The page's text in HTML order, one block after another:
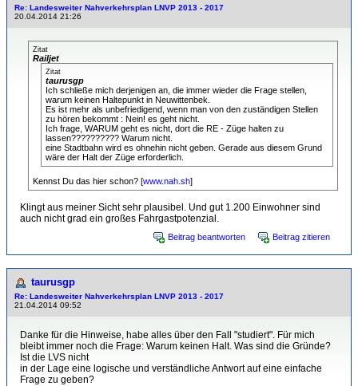
Re: Landesweiter Nahverkehrsplan LNVP 2013 - 2017
20.04.2014 21:26
Zitat
Railjet
Zitat
taurusgp
Ich schließe mich derjenigen an, die immer wieder die Frage stellen,
warum keinen Haltepunkt in Neuwittenbek.
Es ist mehr als unbefriedigend, wenn man von den zuständigen Stellen
zu hören bekommt : Nein! es geht nicht.
Ich frage, WARUM geht es nicht, dort die RE - Züge halten zu
lassen?????????? Warum nicht.
eine Stadtbahn wird es ohnehin nicht geben. Gerade aus diesem Grund
wäre der Halt der Züge erforderlich.
Kennst Du das hier schon? [www.nah.sh]
Klingt aus meiner Sicht sehr plausibel. Und gut 1.200 Einwohner sind
auch nicht grad ein großes Fahrgastpotenzial.
Beitrag beantworten Beitrag zitieren
taurusgp
Re: Landesweiter Nahverkehrsplan LNVP 2013 - 2017
21.04.2014 09:52
Danke für die Hinweise, habe alles über den Fall "studiert". Für mich
bleibt immer noch die Frage: Warum keinen Halt. Was sind die Gründe?
Ist die LVS nicht
in der Lage eine logische und verständliche Antwort auf eine einfache
Frage zu geben?